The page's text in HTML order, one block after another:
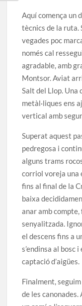
Aquí comença un
tècnics de la ruta.
vegades poc
només cal
agradable, amb
Montsor. Aviat
Salt del Llop. Una
metàl·liques ens
vertical amb
Superat aquest
pedregosa i
alguns trams
corriol voreja una
fins al final de la
baixa
anar amb
senyalitzada.
el descens fins a
s’endinsa al bosc
captació d’aigües.
Finalment,
de les canonades.